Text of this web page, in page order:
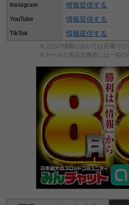
Instagram 情報提供する
YouTube 情報提供する
TikTok 情報提供する
※上記の情報においては正確でな
※ホールと景品交換所には一切の